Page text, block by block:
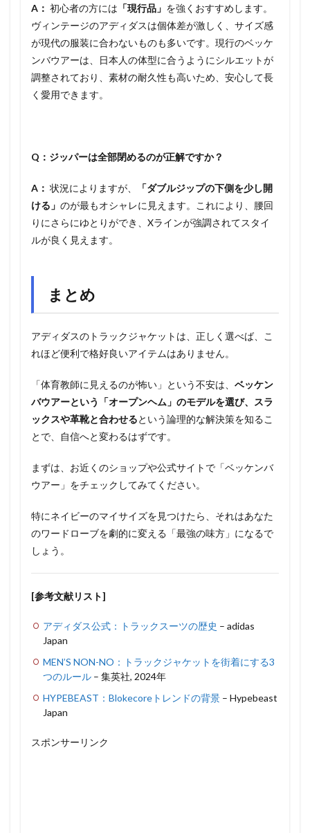
A： 初心者の方には 「現行品」 を強くおすすめします。
ヴィンテージのアディダスは個体差が激しく、サイズ感
が現代の服装に合わないものも多いです。現行のベッケ
ンバウアーは、日本人の体型に合うようにシルエットが
調整されており、素材の耐久性も高いため、安心して長
く愛用できます。
Q：ジッパーは全部閉めるのが正解ですか？
A： 状況によりますが、
「ダブルジップの下側を少し開
ける」 のが最もオシャレに見えます。これにより、腰回
りにさらにゆとりができ、Xラインが強調されてスタイ
ルが良く見えます。
まとめ
アディダスのトラックジャケットは、正しく選べば、こ
れほど便利で格好良いアイテムはありません。
「体育教師に見えるのが怖い」という不安は、 ベッケン
バウアーという「オープンヘム」のモデルを選び、スラ
ックスや革靴と合わせるという論理的な解決策を知るこ
とで、自信へと変わるはずです。
まずは、お近くのショップや公式サイトで「ベッケンバ
ウアー」をチェックしてみてください。
特にネイビーのマイサイズを見つけたら、それはあなた
のワードローブを劇的に変える「最強の味方」になるで
しょう。
[参考文献リスト]
アディダス公式：トラックスーツの歴史 – adidas
Japan
MEN’S NON-NO：トラックジャケットを街着にする3
つのルール – 集英社, 2024年
HYPEBEAST：Blokecoreトレンドの背景 – Hypebeast
Japan
スポンサーリンク